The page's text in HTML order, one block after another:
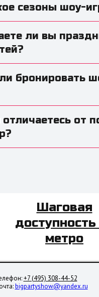
сезоны шоу-
ли вы
бронировать
от
Шаговая
доступность
метро
+7 (495) 308-44-52
bigpartyshow@yandex.ru